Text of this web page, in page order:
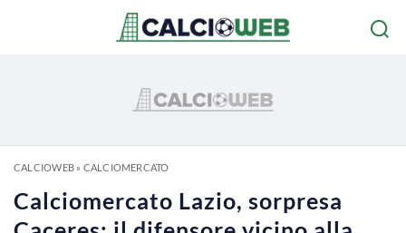
CALCIOWEB» CALCIOMERCATO
Calciomercato Lazio, sorpresa